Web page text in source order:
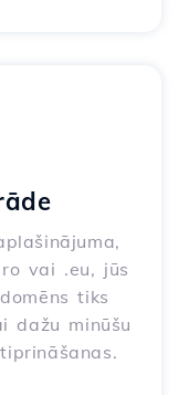
vai .eu, jūs
tiks
dažu minūšu